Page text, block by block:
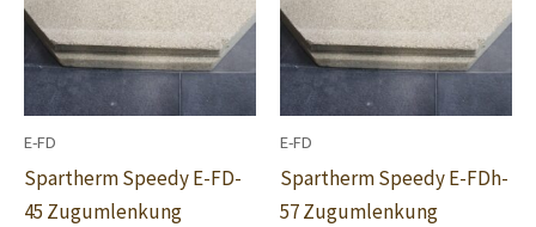
E-FD
Spartherm Speedy E-FD-
45 Zugumlenkung
E-FD
Spartherm Speedy E-FDh-
57 Zugumlenkung